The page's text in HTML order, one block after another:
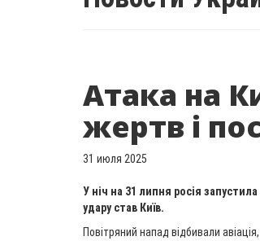
Атака на
жертв і
31 июля 2025
У ніч на 31 липня росія
удару став Київ.
Повітряний напад відбивали